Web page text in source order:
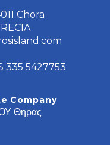
Chora
335 5427753
Company
Θηρας